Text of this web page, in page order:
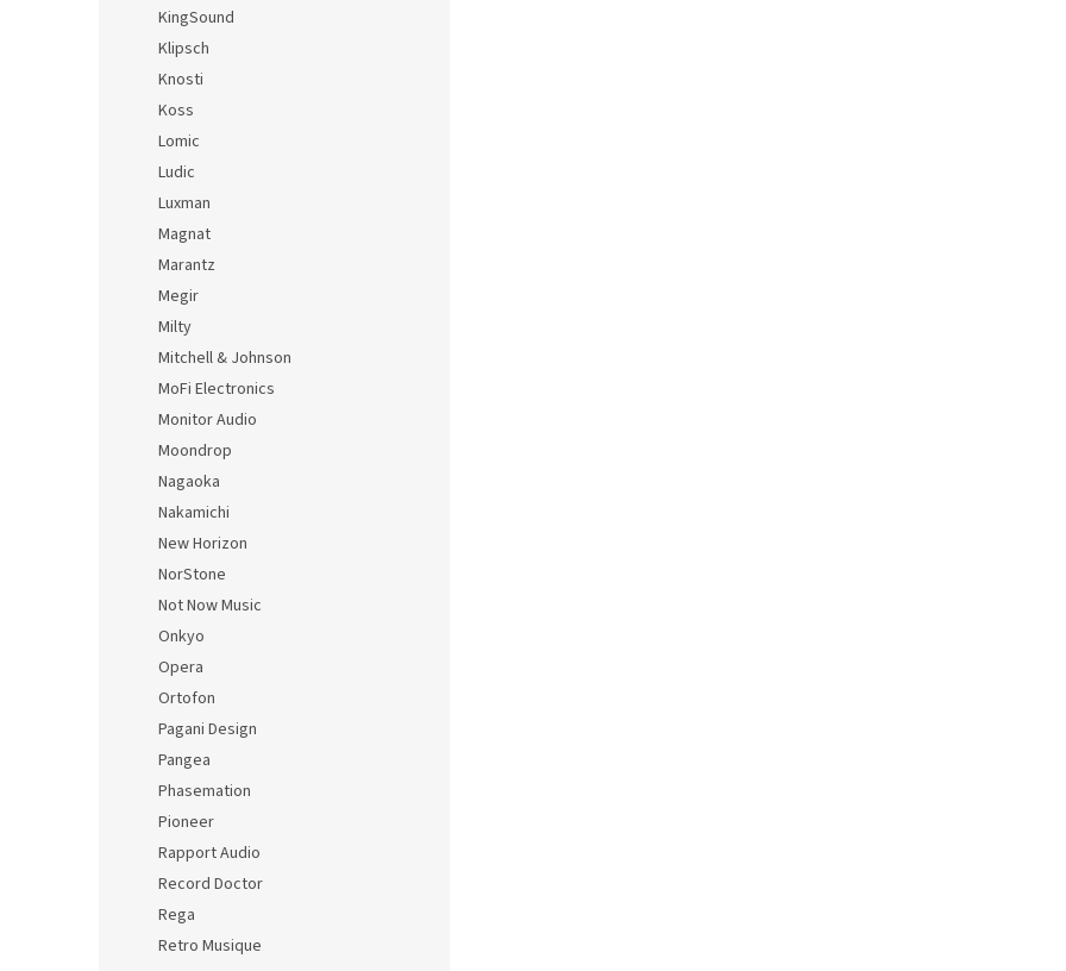
KingSound
Klipsch
Knosti
Koss
Lomic
Ludic
Luxman
Magnat
Marantz
Megir
Milty
Mitchell & Johnson
MoFi Electronics
Monitor Audio
Moondrop
Nagaoka
Nakamichi
New Horizon
NorStone
Not Now Music
Onkyo
Opera
Ortofon
Pagani Design
Pangea
Phasemation
Pioneer
Rapport Audio
Record Doctor
Rega
Retro Musique